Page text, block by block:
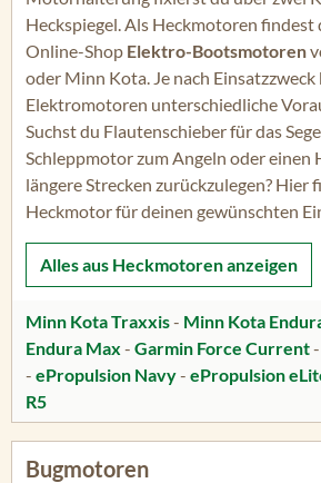
Heckspiegel. Als Heckmotoren findest
Online-Shop Elektro-Bootsmotoren
oder Minn Kota. Je nach
Elektromotoren unterschiedliche
Suchst du Flautenschieber für das
Schleppmotor zum Angeln oder einen
längere Strecken zurückzulegen? Hier
Heckmotor für deinen gewünschten
Alles aus Heckmotorenanzeigen
Minn Kota Traxxis- Minn Kota
Endura Max - Garmin Force Current-
- ePropulsion Navy- ePropulsion
R5
Bugmotoren